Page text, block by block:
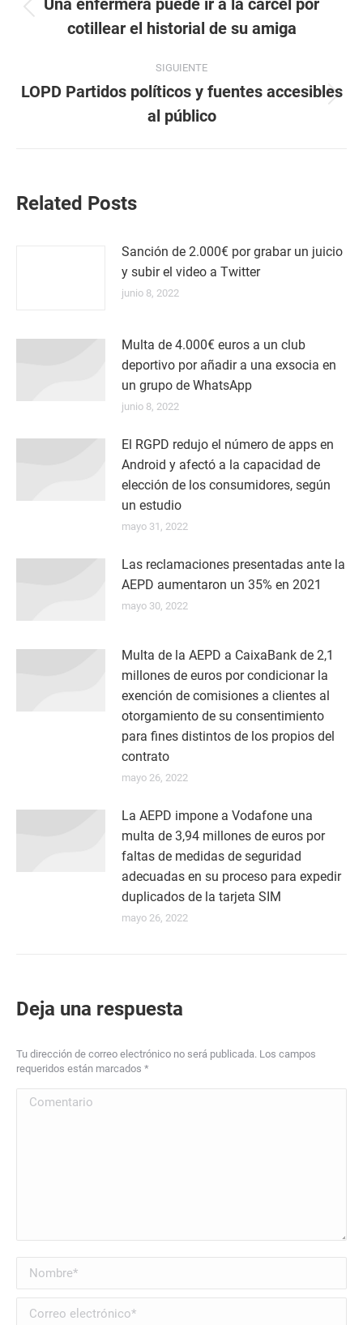
publicacionesanterior:
cotillear el historial de su amiga
SIGUIENTE
Publicación
siguiente:
LOPD Partidos políticos y fuentes accesibles
al público
Related Posts
Sanción de 2.000€ por grabar un juicio
y subir el video a Twitter
junio 8, 2022
Multa de 4.000€ euros a un club
deportivo por añadir a una exsocia en
un grupo de WhatsApp
junio 8, 2022
El RGPD redujo el número de apps en
Android y afectó a la capacidad de
elección de los consumidores, según
un estudio
mayo 31, 2022
Las reclamaciones presentadas ante la
AEPD aumentaron un 35% en 2021
mayo 30, 2022
Multa de la AEPD a CaixaBank de 2,1
millones de euros por condicionar la
exención de comisiones a clientes al
otorgamiento de su consentimiento
para fines distintos de los propios del
contrato
mayo 26, 2022
La AEPD impone a Vodafone una
multa de 3,94 millones de euros por
faltas de medidas de seguridad
adecuadas en su proceso para expedir
duplicados de la tarjeta SIM
mayo 26, 2022
Deja una respuesta
Tu dirección de correo electrónico no será publicada. Los campos
requeridos están marcados *
Comentario
Nombre *
Correo electrónico *